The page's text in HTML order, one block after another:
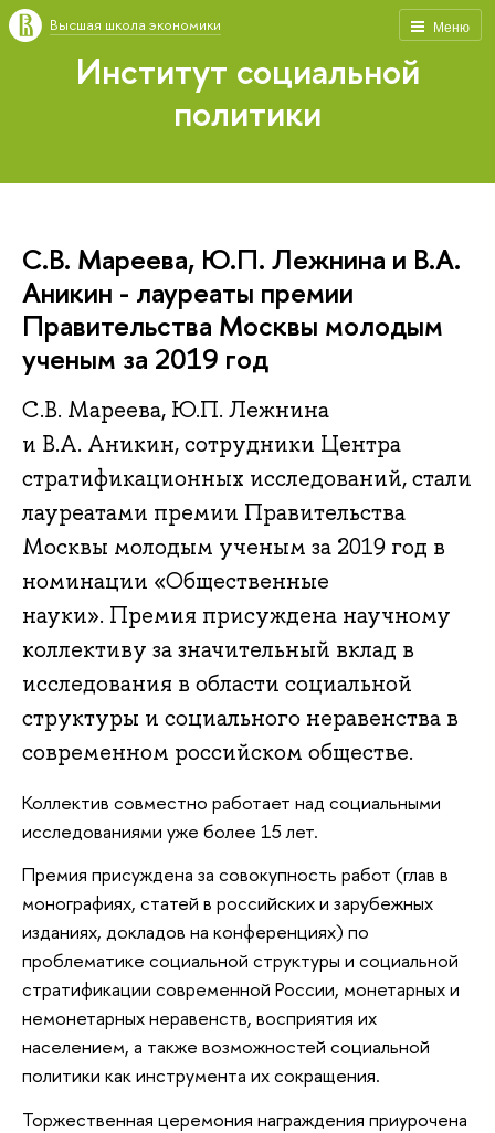
Меню
Высшая школа экономики
Институт социальной
политики
С.В. Мареева, Ю.П. Лежнина и В.А.
Аникин - лауреаты премии
Правительства Москвы молодым
ученым за 2019 год
С.В. Мареева, Ю.П. Лежнина
и В.А. Аникин, сотрудники Центра
стратификационных исследований, стали
лауреатами премии Правительства
Москвы молодым ученым за 2019 год в
номинации «Общественные
науки». Премия присуждена научному
коллективу за значительный вклад в
исследования в области социальной
структуры и социального неравенства в
современном российском обществе.
Коллектив совместно работает над социальными
исследованиями уже более 15 лет.
Премия присуждена за совокупность работ (глав в
монографиях, статей в российских и зарубежных
изданиях, докладов на конференциях) по
проблематике социальной структуры и социальной
стратификации современной России, монетарных и
немонетарных неравенств, восприятия их
населением, а также возможностей социальной
политики как инструмента их сокращения.
Торжественная церемония награждения приурочена